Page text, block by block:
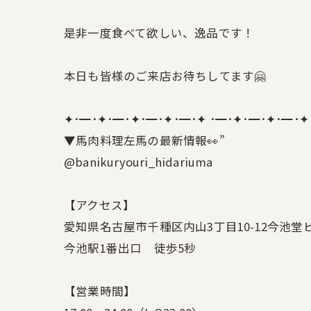
是非一度食べて欲しい、逸品です！
本日も皆様のご来店お待ちしてます🤗
✦･━･✦･━･✦･━･✦･━･✦ ･━･✦･━･✦･━･✦
▼馬肉料理左馬の最新情報👀”
@banikuryouri_hidariuma
【アクセス】
愛知県名古屋市千種区内山3丁目10-12今池堂
今池駅1番出口 徒歩5秒
【営業時間】